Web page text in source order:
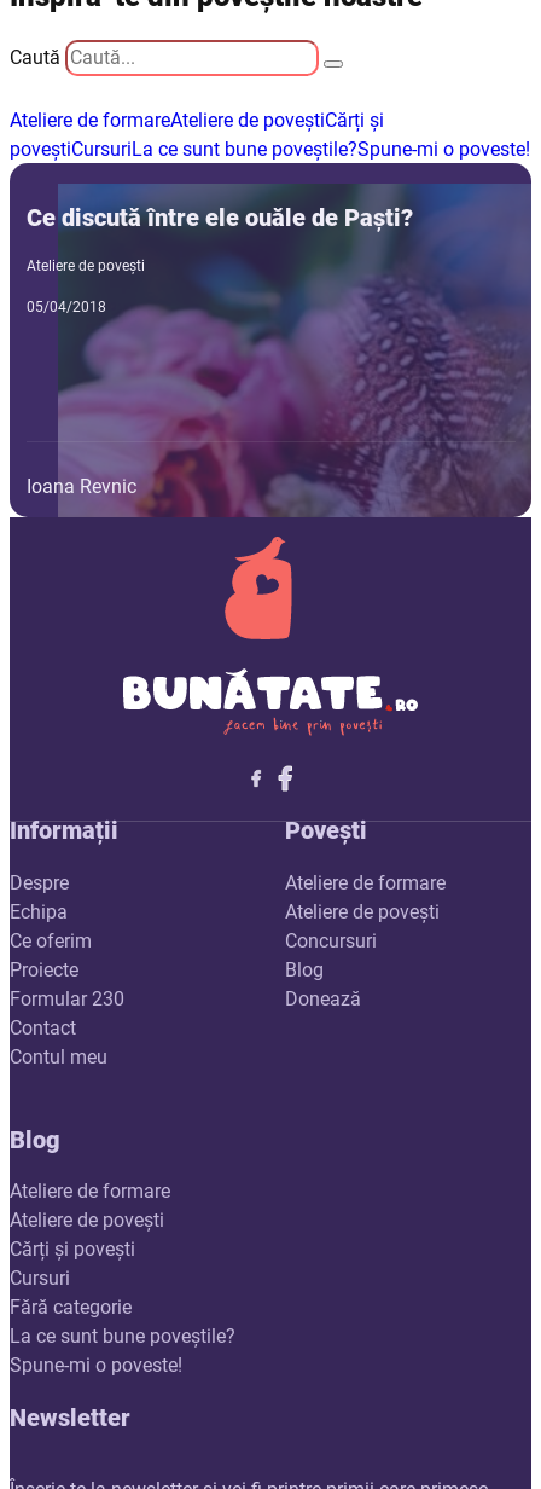
Caută
Ateliere de formareAteliere de poveștiCărți și
poveștiCursuriLa ce sunt bune poveștile?Spune-mi o poveste!
Ce discută între ele ouăle de Paști?
Ateliere de povești
05/04/2018
Ioana Revnic
Follow me on X
Follow me on LinkedIn
Follow me on X
Informații
Despre
Echipa
Ce oferim
Proiecte
Formular 230
Contact
Contul meu
Povești
Ateliere de formare
Ateliere de povești
Concursuri
Blog
Donează
Blog
Ateliere de formare
Ateliere de povești
Cărți și povești
Cursuri
Fără categorie
La ce sunt bune poveștile?
Spune-mi o poveste!
Newsletter